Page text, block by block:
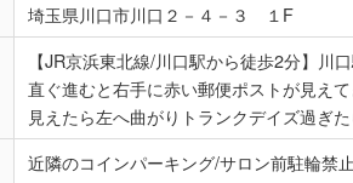
埼玉県川口市川口２－４－３ １F
【JR京浜東北線/川口駅から徒歩2分】川
直ぐ進むと右手に赤い郵便ポストが見え
見えたら左へ曲がりトランクデイズ過ぎ
近隣のコインパーキング/サロン前駐輪禁止